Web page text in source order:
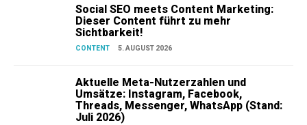
Social SEO meets Content Marketing:
Dieser Content führt zu mehr
Sichtbarkeit!
CONTENT 5. AUGUST 2026
Aktuelle Meta-Nutzerzahlen und
Umsätze: Instagram, Facebook,
Threads, Messenger, WhatsApp (Stand:
Juli 2026)